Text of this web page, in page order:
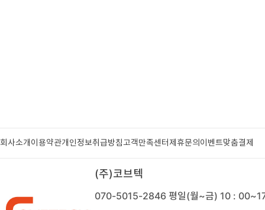
회사소개이용약관개인정보취급방침고객만족센터제휴문의이벤트맞춤결제
(주)코브텍
070-5015-2846 평일(월~금) 10 :